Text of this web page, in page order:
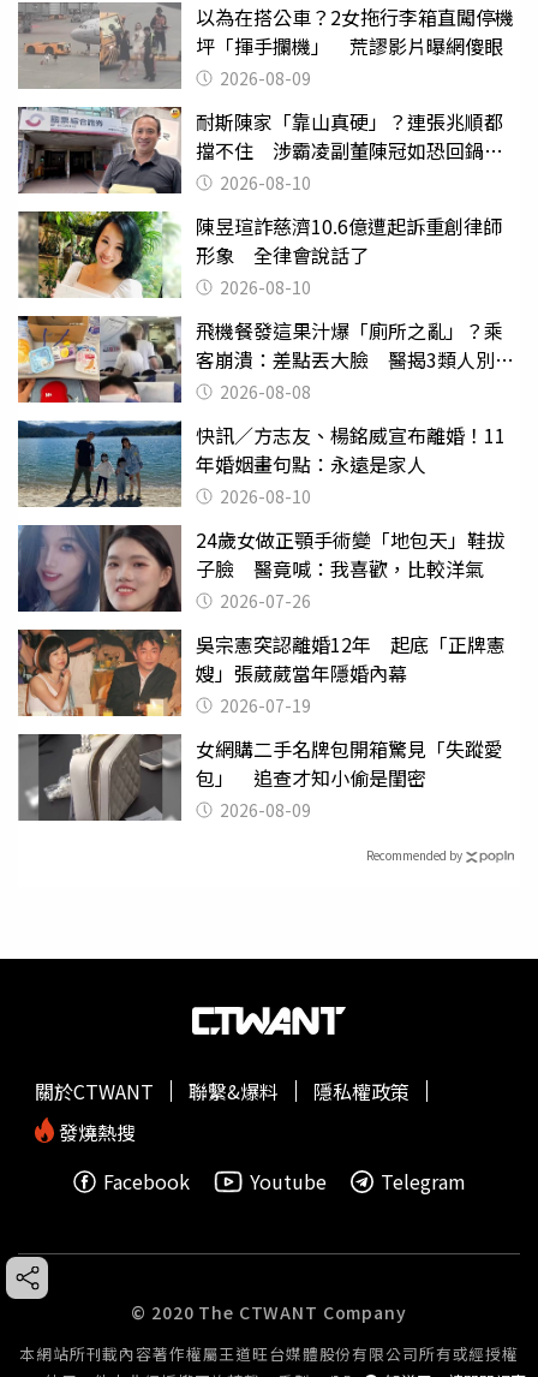
以為在搭公車？2女拖行李箱直闖停機
坪「揮手攔機」 荒謬影片曝網傻眼
2026-08-09
耐斯陳家「靠山真硬」？連張兆順都
擋不住 涉霸凌副董陳冠如恐回鍋國
票證2026-08-10
陳昱瑄詐慈濟10.6億遭起訴重創律師
形象 全律會說話了
2026-08-10
飛機餐發這果汁爆「廁所之亂」？乘
客崩潰：差點丟大臉 醫揭3類人別亂
喝 2026-08-08
快訊／方志友、楊銘威宣布離婚！11
年婚姻畫句點：永遠是家人
2026-08-10
24歲女做正顎手術變「地包天」鞋拔
子臉 醫竟喊：我喜歡，比較洋氣
2026-07-26
吳宗憲突認離婚12年 起底「正牌憲
嫂」張葳葳當年隱婚內幕
2026-07-19
女網購二手名牌包開箱驚見「失蹤愛
包」 追查才知小偷是閨密
2026-08-09
Recommended by
關於CTWANT 聯繫&爆料
隱私權政策
發燒熱搜
Facebook
Youtube Telegram
© 2020 The CTWANT Company
本網站所刊載內容著作權屬王道旺台媒體股份有限公司所有或經授權